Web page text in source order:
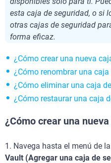
esta caja de seguridad, o si
otras cajas de seguridad
forma eficaz.
¿Cómo crear una nueva
¿Cómo renombrar una caja
¿Cómo eliminar una caja
¿Cómo restaurar una caja
¿Cómo crear una
1. Navega hasta el menú de
Vault (Agregar una caja de